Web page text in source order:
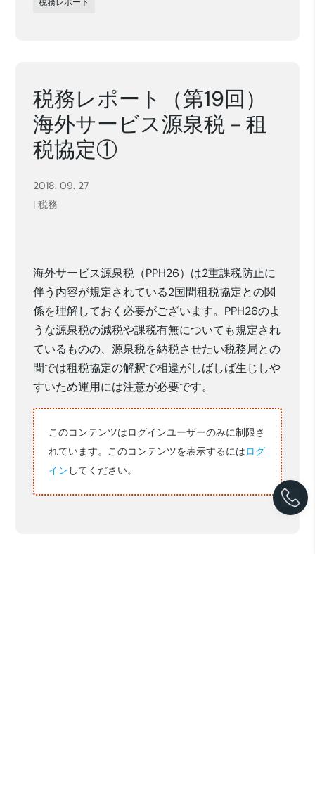
税務レポート（第19回）
海外サービス源泉税－租
税協定①
2018. 09. 27
|税務
海外サービス源泉税（PPH26）は2重課税防止に
伴う内容が規定されている2国間租税協定との関
係を理解しておく必要がございます。PPH26のよ
うな源泉税の減税や課税有無についても規定され
ているものの、源泉税を納税させたい税務局との
間では租税協定の解釈で相違がしばしば生じしや
すいため運用には注意が必要です。
このコンテンツはログインユーザーのみに制限さ
れています。このコンテンツを表示するにはログ
イン してください。